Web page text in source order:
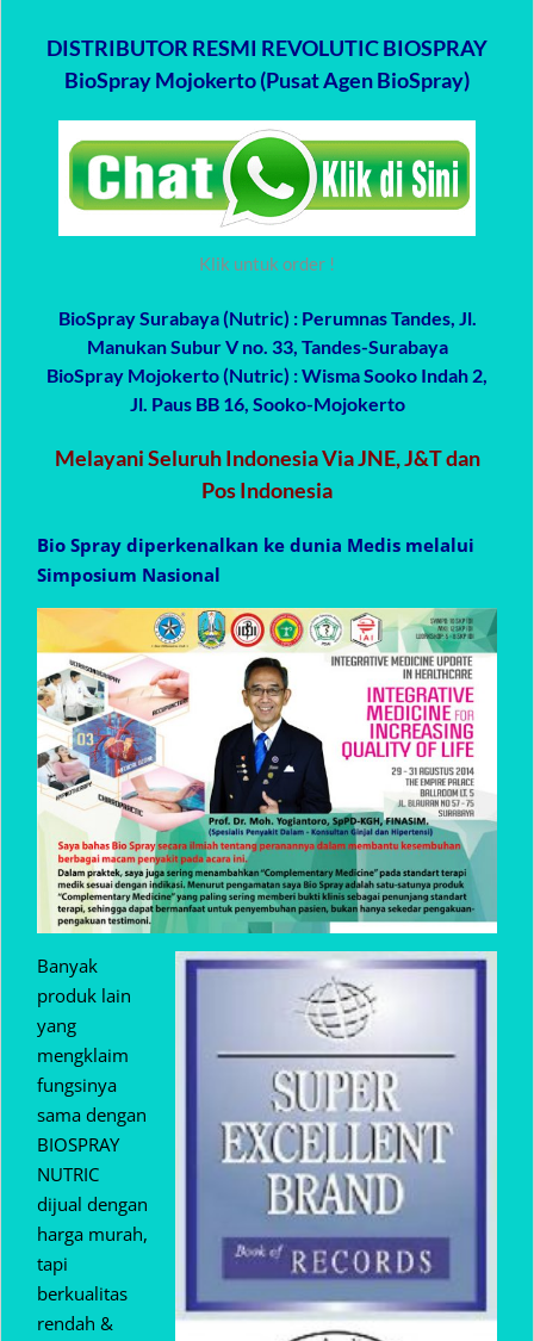
DISTRIBUTOR RESMI REVOLUTIC BIOSPRAY
BioSpray Mojokerto (Pusat Agen BioSpray)
Klik untuk order !
BioSpray Surabaya (Nutric) : Perumnas Tandes, Jl.
Manukan Subur V no. 33, Tandes-Surabaya
BioSpray Mojokerto (Nutric) : Wisma Sooko Indah 2,
Jl. Paus BB 16, Sooko-Mojokerto
Melayani Seluruh Indonesia Via JNE, J&T dan
Pos Indonesia
Bio Spray diperkenalkan ke dunia Medis melalui
Simposium Nasional
Banyak
produk lain
yang
mengklaim
fungsinya
sama dengan
BIOSPRAY
NUTRIC
dijual dengan
harga murah,
tapi
berkualitas
rendah &